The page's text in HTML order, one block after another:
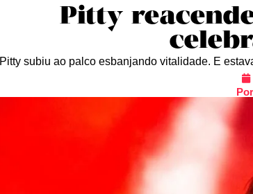
Pitty
Pitty subiu ao palco esbanjando vitalidade. E